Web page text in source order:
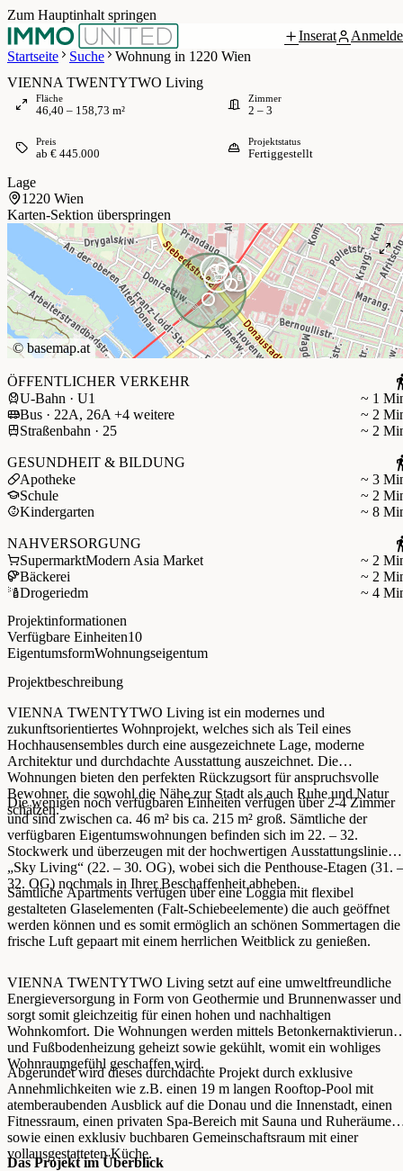
Zum Hauptinhalt springen
Inserat
Startseite
Suche Wohnung in 1220 Wien
VIENNA TWENTYTWO Living
Fläche
46,40 – 158,73 m²
Zimmer
2 – 3
Preis
ab € 445.000
Projektstatus
Fertiggestellt
Lage
1220 Wien
Karten-Sektion überspringen
©basemap.at
ÖFFENTLICHER VERKEHR
U-Bahn · U1
~ 1
Bus · 22A, 26A +4 weitere
~ 2
Straßenbahn · 25
~ 2
GESUNDHEIT & BILDUNG
Apotheke
~ 3
Schule
~ 2
Kindergarten
~ 8
NAHVERSORGUNG
SupermarktModern Asia Market
~ 2
Bäckerei
~ 2
Drogeriedm
~ 4
Projektinformationen
Verfügbare Einheiten10
EigentumsformWohnungseigentum
Projektbeschreibung
VIENNA TWENTYTWO Living ist ein modernes und
zukunftsorientiertes Wohnprojekt, welches sich als Teil eines
Hochhausensembles durch eine ausgezeichnete Lage, moderne
Architektur und durchdachte Ausstattung auszeichnet. Die
Wohnungen bieten den perfekten Rückzugsort für anspruchsvolle
Bewohner, die sowohl die Nähe zur Stadt als auch Ruhe und Natur
schätzen.
Die wenigen noch verfügbaren Einheiten verfügen über 2-4 Zimmer
und sind zwischen ca. 46 m² bis ca. 215 m² groß. Sämtliche der
verfügbaren Eigentumswohnungen befinden sich im 22. – 32.
Stockwerk und überzeugen mit der hochwertigen Ausstattungslinie
„Sky Living“ (22. – 30. OG), wobei sich die Penthouse-Etagen (31. –
32. OG) nochmals in Ihrer Beschaffenheit abheben.
Sämtliche Apartments verfügen über eine Loggia mit flexibel
gestalteten Glaselementen (Falt-Schiebeelemente) die auch geöffnet
werden können und es somit ermöglich an schönen Sommertagen die
frische Luft gepaart mit einem herrlichen Weitblick zu genießen.
VIENNA TWENTYTWO Living setzt auf eine umweltfreundliche
Energieversorgung in Form von Geothermie und Brunnenwasser und
sorgt somit gleichzeitig für einen hohen und nachhaltigen
Wohnkomfort. Die Wohnungen werden mittels Betonkernaktivierung
und Fußbodenheizung geheizt sowie gekühlt, womit ein wohliges
Wohnraumgefühl geschaffen wird.
Abgerundet wird dieses durchdachte Projekt durch exklusive
Annehmlichkeiten wie z.B. einen 19 m langen Rooftop-Pool mit
atemberaubenden Ausblick auf die Donau und die Innenstadt, einen
Fitnessraum, einen privaten Spa-Bereich mit Sauna und Ruheräumen,
sowie einen exklusiv buchbaren Gemeinschaftsraum mit einer
vollausgestatteten Küche.
Das Projekt im Überblick